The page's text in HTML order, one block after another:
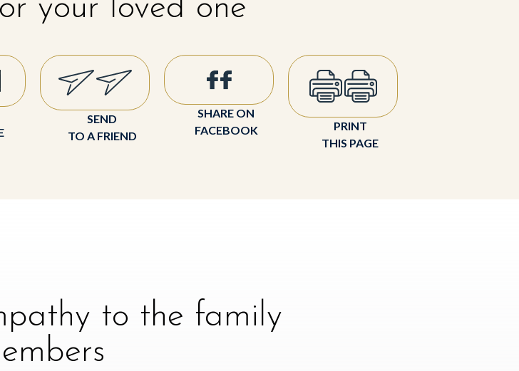
your loved one
SEND
TO A FRIEND
SHARE ON
FACEBOOK
PRINT
THIS PAGE
to the family